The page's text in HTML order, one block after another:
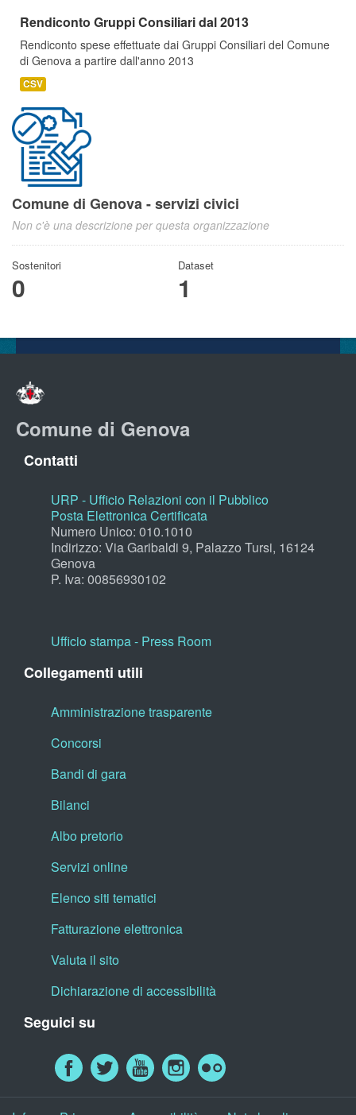
Rendiconto Gruppi Consiliari dal 2013
Rendiconto spese effettuate dai Gruppi Consiliari del Comune
di Genova a partire dall'anno 2013
CSV
Comune di Genova - servizi civici
Non c'è una descrizione per questa organizzazione
Sostenitori
0
Dataset
1
Comune di Genova
Contatti
URP - Ufficio Relazioni con il Pubblico
Posta Elettronica Certificata
Numero Unico: 010.1010
Indirizzo: Via Garibaldi 9, Palazzo Tursi, 16124
Genova
P. Iva: 00856930102
Ufficio stampa - Press Room
Collegamenti utili
Amministrazione trasparente
Concorsi
Bandi di gara
Bilanci
Albo pretorio
Servizi online
Elenco siti tematici
Fatturazione elettronica
Valuta il sito
Dichiarazione di accessibilità
Seguici su